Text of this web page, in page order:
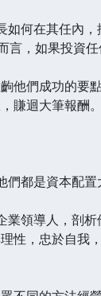
何在其任內，
，如果投資
們成功的要
賺迴大筆報酬。
都是資本配置
領導人，剖析
性，忠於自我